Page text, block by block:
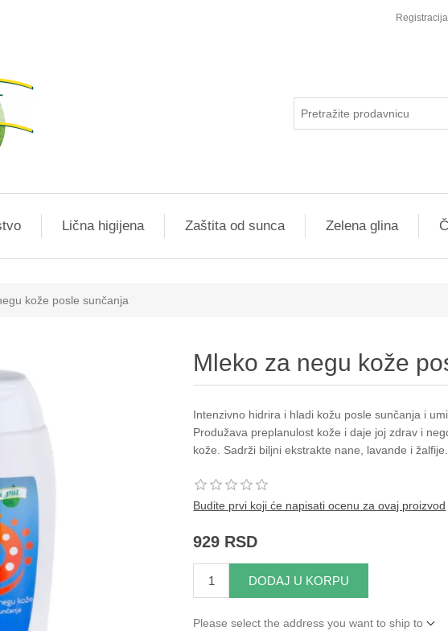
Registracija
Lična higijena Zaštita od sunca Zelena glina
kože posle sunčanja
Mleko za negu kože
Intenzivno hidrira i hladi kožu posle sunčanja i
Produžava preplanulost kože i daje joj zdrav i
kože. Sadrži biljni ekstrakte nane, lavande i žalfije.
Budite prvi koji će napisati ocenu za ovaj proizvod
929 RSD
DODAJ U KORPU
Please select the address you want to ship to